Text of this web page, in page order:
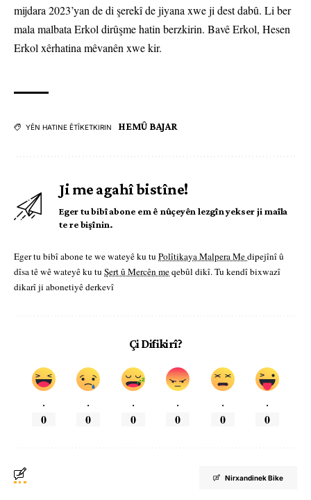
mijdara 2023’yan de di şerekî de jiyana xwe ji dest dabû. Li ber
mala malbata Erkol dirûşme hatin berzkirin. Bavê Erkol, Hesen
Erkol xêrhatina mêvanên xwe kir.
YÊN HATINE ÊTÎKETKIRIN HEMÛ BAJAR
Ji me agahî bistîne!
Eger tu bibî abone em ê nûçeyên lezgîn yekser ji maîla
te re bişînin.
Eger tu bibî abone te we wateyê ku tu Polîtikaya Malpera Medipejînî û
dîsa tê wê wateyê ku tu Şert û Mercên meqebûl dikî. Tu kendî bixwazî
dikarî ji abonetiyê derkevî
Çi Difikirî?
.
0
.
0
.
0
.
0
.
0
.
0
Nirxandinek Bike